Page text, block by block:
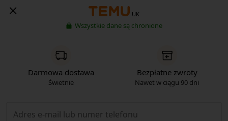
UK
Wszystkie dane są chronione
Darmowa dostawa
Świetnie
Bezpłatne zwroty
Nawet w ciągu 90 dni